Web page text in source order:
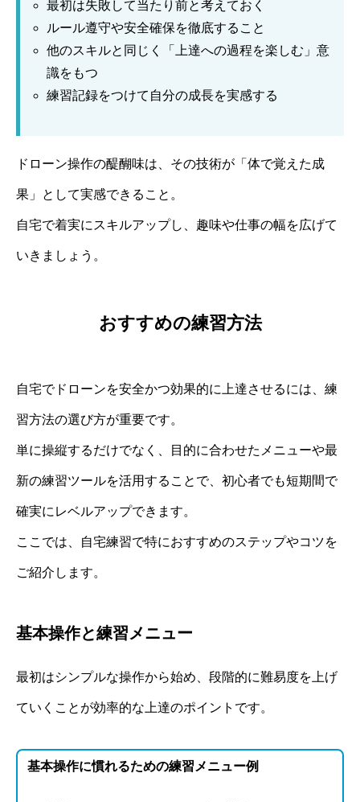
最初は失敗して当たり前と考えておく
ルール遵守や安全確保を徹底すること
他のスキルと同じく「上達への過程を楽しむ」意
識をもつ
練習記録をつけて自分の成長を実感する
ドローン操作の醍醐味は、その技術が「体で覚えた成
果」として実感できること。
自宅で着実にスキルアップし、趣味や仕事の幅を広げて
いきましょう。
おすすめの練習方法
自宅でドローンを安全かつ効果的に上達させるには、練
習方法の選び方が重要です。
単に操縦するだけでなく、目的に合わせたメニューや最
新の練習ツールを活用することで、初心者でも短期間で
確実にレベルアップできます。
ここでは、自宅練習で特におすすめのステップやコツを
ご紹介します。
基本操作と練習メニュー
最初はシンプルな操作から始め、段階的に難易度を上げ
ていくことが効率的な上達のポイントです。
基本操作に慣れるための練習メニュー例